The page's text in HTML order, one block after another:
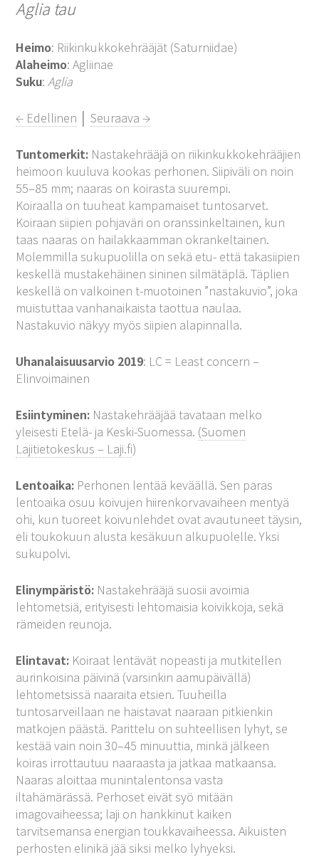
Aglia tau
Heimo: Riikinkukkokehrääjät (Saturniidae)
Alaheimo: Agliinae
Suku:Aglia
← Edellinen │Seuraava →
Tuntomerkit: Nastakehrääjä on riikinkukkokehrääjien
heimoon kuuluva kookas perhonen. Siipiväli on noin
55–85 mm; naaras on koirasta suurempi.
Koiraalla on tuuheat kampamaiset tuntosarvet.
Koiraan siipien pohjaväri on oranssinkeltainen, kun
taas naaras on hailakkaamman okrankeltainen.
Molemmilla sukupuolilla on sekä etu- että takasiipien
keskellä mustakehäinen sininen silmätäplä. Täplien
keskellä on valkoinen t-muotoinen ”nastakuvio”, joka
muistuttaa vanhanaikaista taottua naulaa.
Nastakuvio näkyy myös siipien alapinnalla.
Uhanalaisuusarvio 2019: LC = Least concern –
Elinvoimainen
Esiintyminen: Nastakehrääjää tavataan melko
yleisesti Etelä- ja Keski-Suomessa. (Suomen
Lajitietokeskus – Laji.fi)
Lentoaika: Perhonen lentää keväällä. Sen paras
lentoaika osuu koivujen hiirenkorvavaiheen mentyä
ohi, kun tuoreet koivunlehdet ovat avautuneet täysin,
eli toukokuun alusta kesäkuun alkupuolelle. Yksi
sukupolvi.
Elinympäristö: Nastakehrääjä suosii avoimia
lehtometsiä, erityisesti lehtomaisia koivikkoja, sekä
rämeiden reunoja.
Elintavat: Koiraat lentävät nopeasti ja mutkitellen
aurinkoisina päivinä (varsinkin aamupäivällä)
lehtometsissä naaraita etsien. Tuuheilla
tuntosarveillaan ne haistavat naaraan pitkienkin
matkojen päästä. Parittelu on suhteellisen lyhyt, se
kestää vain noin 30–45 minuuttia, minkä jälkeen
koiras irrottautuu naaraasta ja jatkaa matkaansa.
Naaras aloittaa munintalentonsa vasta
iltahämärässä. Perhoset eivät syö mitään
imagovaiheessa; laji on hankkinut kaiken
tarvitsemansa energian toukkavaiheessa. Aikuisten
perhosten elinikä jää siksi melko lyhyeksi.